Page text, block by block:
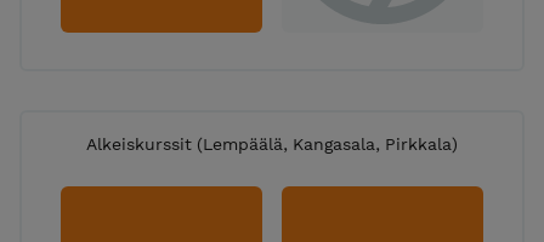
Alkeiskurssit (Lempäälä, Kangasala, Pirkkala)